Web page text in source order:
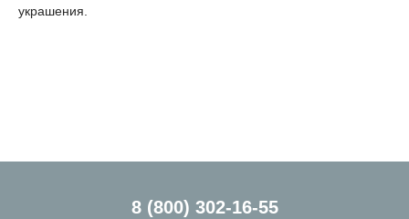
украшения.
8 (800) 302-16-55